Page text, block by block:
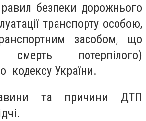
безпеки дорожнього
транспорту особою,
засобом, що
смерть потерпілого)
кодексу України.
та причини ДТП